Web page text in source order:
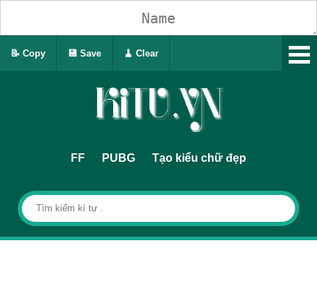
FF PUBG Tạo kiểu chữ đẹp
📝 Copy 💾 Save 🧹 Clear